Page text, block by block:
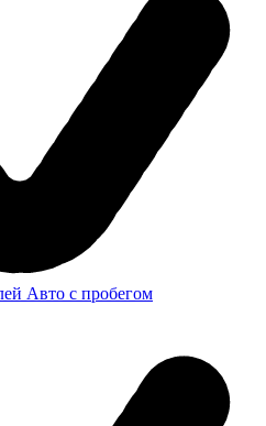
Авто с пробегом
ТУРИЗМ, РЫБАЛКА"
"Луидор" приняла
выставке-
Рыбалка".